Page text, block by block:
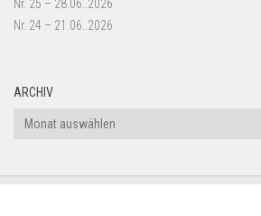
Nr. 25 – 28.06..2026
Nr. 24 – 21.06..2026
ARCHIV
Archiv